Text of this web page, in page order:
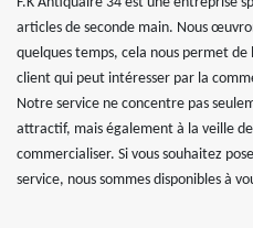
articles de seconde main. Nous
quelques temps, cela nous permet de
client qui peut intéresser par la
Notre service ne concentre pas
attractif, mais également à la veille
commercialiser. Si vous souhaitez
service, nous sommes disponibles à